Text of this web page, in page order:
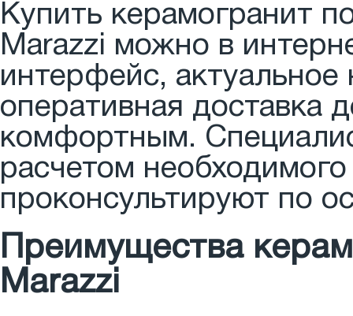
Купить керамогранит
Marazzi можно в
интерфейс,
оперативная доставка
комфортным.
расчетом
проконсультируют по
Преимущества
Marazzi